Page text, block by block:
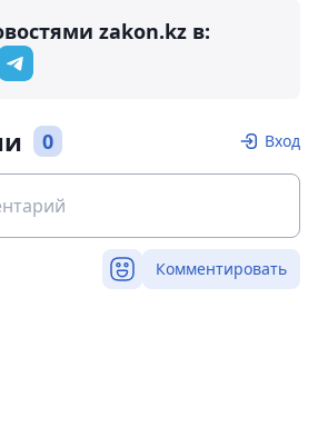
zakon.kz в:
0 Вход
Комментировать